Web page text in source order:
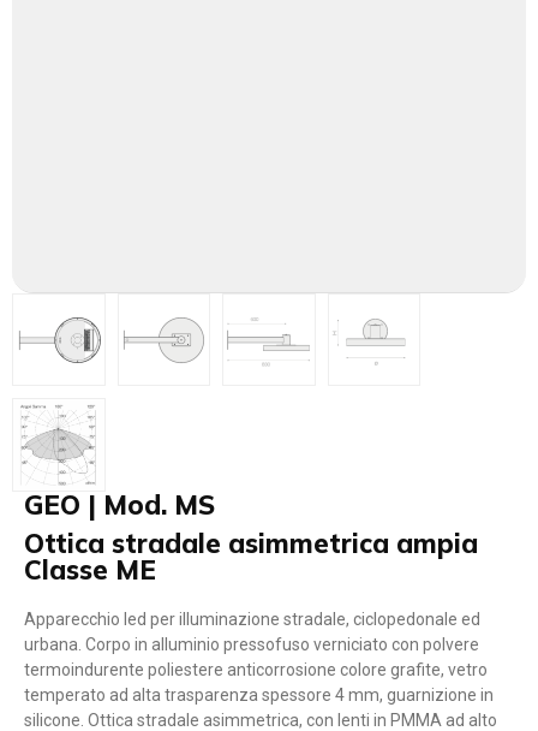
GEO | Mod. MS
Ottica stradale asimmetrica ampia
Classe ME
Apparecchio led per illuminazione stradale, ciclopedonale ed
urbana. Corpo in alluminio pressofuso verniciato con polvere
termoindurente poliestere anticorrosione colore grafite, vetro
temperato ad alta trasparenza spessore 4 mm, guarnizione in
silicone. Ottica stradale asimmetrica, con lenti in PMMA ad alto